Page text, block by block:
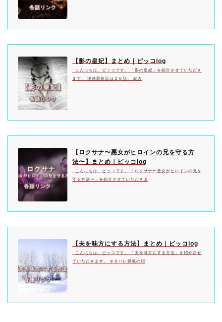
【影の皇妃】まとめ｜ピッコlog
こんにちは、ピッコです。 「影の皇妃」を紹介させていただき
ます。 漫画最新話は２６話。 続き
【ロクサナ〜悪女がヒロインの兄を守る方
法〜】まとめ｜ピッコlog
こんにちは、ピッコです。 「ロクサナ〜悪女がヒロインの兄を
守る方法〜」を紹介させていただきま
【夫を味方にする方法】まとめ｜ピッコlog
こんにちは、ピッコです。 「夫を味方にする方法」を紹介させ
ていただきます。 ネタバレ満載の紹